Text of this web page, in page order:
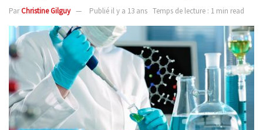
ParChristine Gilguy Publié il y a 13 ans Temps de lecture : 1 min read